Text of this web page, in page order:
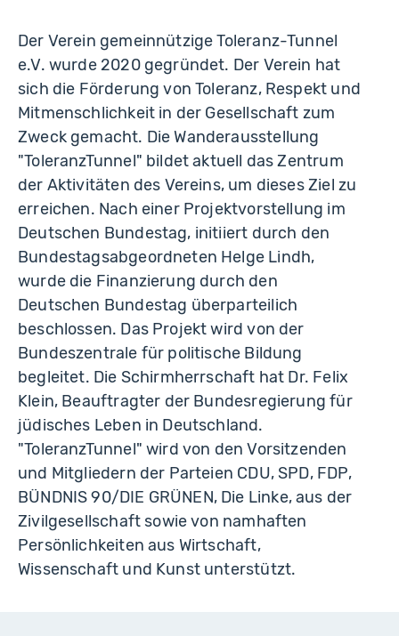
Der Verein gemeinnützige Toleranz-Tunnel
e.V. wurde 2020 gegründet. Der Verein hat
sich die Förderung von Toleranz, Respekt und
Mitmenschlichkeit in der Gesellschaft zum
Zweck gemacht. Die Wanderausstellung
"ToleranzTunnel" bildet aktuell das Zentrum
der Aktivitäten des Vereins, um dieses Ziel zu
erreichen. Nach einer Projektvorstellung im
Deutschen Bundestag, initiiert durch den
Bundestagsabgeordneten Helge Lindh,
wurde die Finanzierung durch den
Deutschen Bundestag überparteilich
beschlossen. Das Projekt wird von der
Bundeszentrale für politische Bildung
begleitet. Die Schirmherrschaft hat Dr. Felix
Klein, Beauftragter der Bundesregierung für
jüdisches Leben in Deutschland.
"ToleranzTunnel" wird von den Vorsitzenden
und Mitgliedern der Parteien CDU, SPD, FDP,
BÜNDNIS 90/DIE GRÜNEN, Die Linke, aus der
Zivilgesellschaft sowie von namhaften
Persönlichkeiten aus Wirtschaft,
Wissenschaft und Kunst unterstützt.